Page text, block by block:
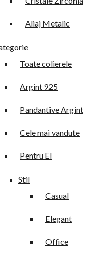
Aliaj Metalic
Toate colierele
Argint 925
Pandantive Argint
Cele mai vandute
Pentru El
Stil
Casual
Elegant
Office